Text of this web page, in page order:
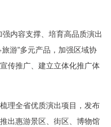
内容支撑、培育高品质演出
游”多元产品，加强区域协
传推广、建立立体化推广体
理全省优质演出项目，发布
出惠游景区、街区、博物馆